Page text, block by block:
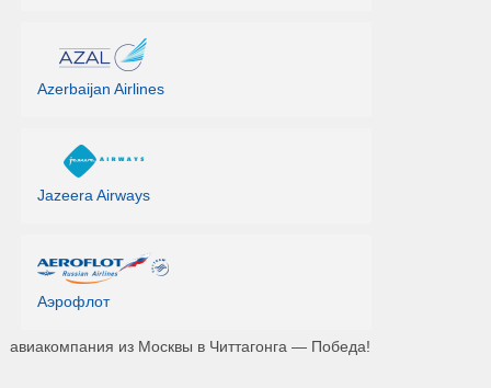
Azerbaijan Airlines
Jazeera Airways
Аэрофлот
авиакомпания из Москвы в Читтагонга — Победа!